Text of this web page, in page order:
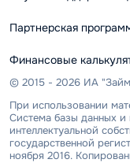
Партнерская
Финансовые
© 2015 - 2026 ИА
При использовании
Система базы данных
интеллектуальной
государственной
ноября 2016.